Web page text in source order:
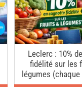
Leclerc : 10%
fidélité sur les
légumes